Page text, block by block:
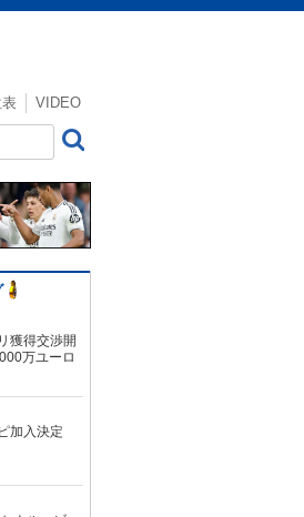
表 VIDEO
獲得交渉開
万ユーロ
加入決定